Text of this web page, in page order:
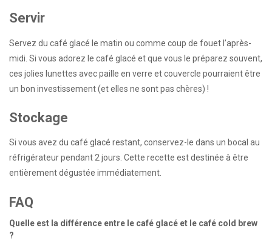
Servir
Servez du café glacé le matin ou comme coup de fouet l’après-
midi. Si vous adorez le café glacé et que vous le préparez souvent,
ces jolies lunettes avec paille en verre et couvercle pourraient être
un bon investissement (et elles ne sont pas chères) !
Stockage
Si vous avez du café glacé restant, conservez-le dans un bocal au
réfrigérateur pendant 2 jours. Cette recette est destinée à être
entièrement dégustée immédiatement.
FAQ
Quelle est la différence entre le café glacé et le café cold brew
?